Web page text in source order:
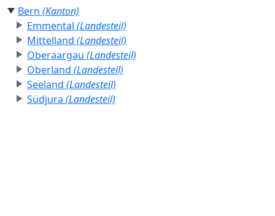
Bern (Kanton)
Emmental (Landesteil)
Mittelland (Landesteil)
Oberaargau (Landesteil)
Oberland (Landesteil)
Seeland (Landesteil)
Südjura (Landesteil)